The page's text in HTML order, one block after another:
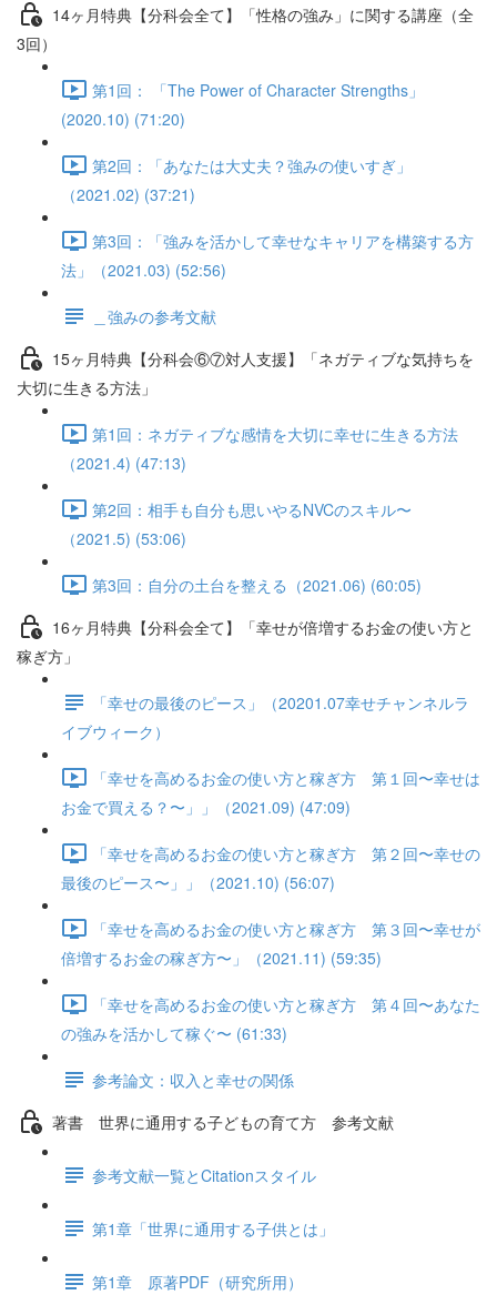
14ヶ月特典【分科会全て】「性格の強み」に関する講座（全
3回）
第1回： 「The Power of Character Strengths」
(2020.10) (71:20)
第2回：「あなたは大丈夫？強みの使いすぎ」
（2021.02) (37:21)
第3回：「強みを活かして幸せなキャリアを構築する方
法」（2021.03) (52:56)
＿強みの参考文献
15ヶ月特典【分科会⑥⑦対人支援】「ネガティブな気持ちを
大切に生きる方法」
第1回：ネガティブな感情を大切に幸せに生きる方法
（2021.4) (47:13)
第2回：相手も自分も思いやるNVCのスキル〜
（2021.5) (53:06)
第3回：自分の土台を整える（2021.06) (60:05)
16ヶ月特典【分科会全て】「幸せが倍増するお金の使い方と
稼ぎ方」
「幸せの最後のピース」（20201.07幸せチャンネルラ
イブウィーク）
「幸せを高めるお金の使い方と稼ぎ方 第１回〜幸せは
お金で買える？〜」」（2021.09) (47:09)
「幸せを高めるお金の使い方と稼ぎ方 第２回〜幸せの
最後のピース〜」」（2021.10) (56:07)
「幸せを高めるお金の使い方と稼ぎ方 第３回〜幸せが
倍増するお金の稼ぎ方〜」（2021.11) (59:35)
「幸せを高めるお金の使い方と稼ぎ方 第４回〜あなた
の強みを活かして稼ぐ〜 (61:33)
参考論文：収入と幸せの関係
著書 世界に通用する子どもの育て方 参考文献
参考文献一覧とCitationスタイル
第1章「世界に通用する子供とは」
第1章 原著PDF（研究所用）